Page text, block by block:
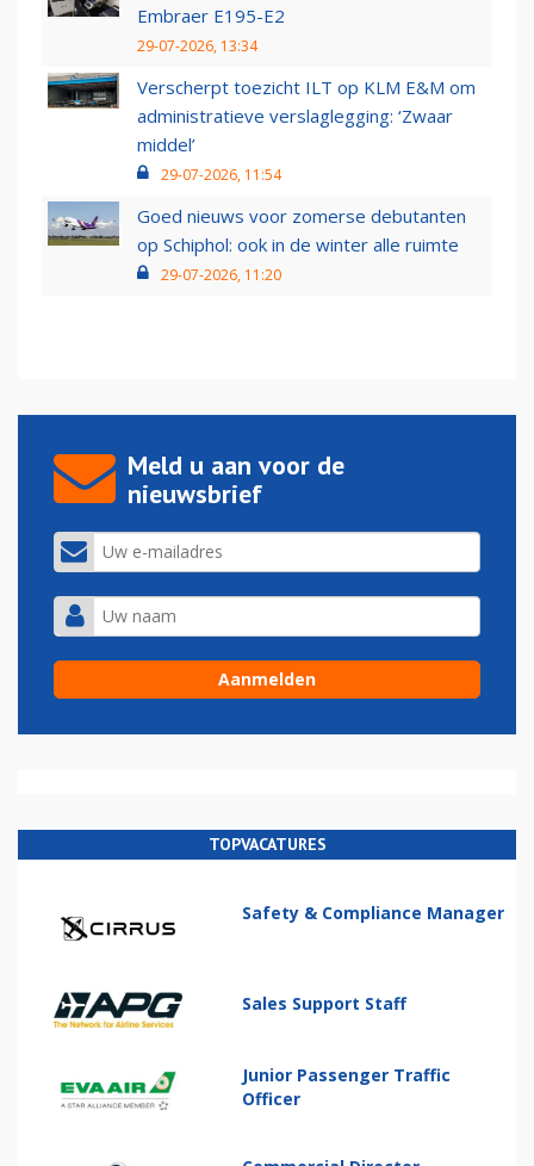
Embraer E195-E2
29-07-2026, 13:34
Verscherpt toezicht ILT op KLM E&M om
administratieve verslaglegging: ‘Zwaar
middel’
29-07-2026, 11:54
Goed nieuws voor zomerse debutanten
op Schiphol: ook in de winter alle ruimte
29-07-2026, 11:20
Meld u aan voor de
nieuwsbrief
TOPVACATURES
Safety & Compliance Manager
Sales Support Staff
Junior Passenger Traffic
Officer